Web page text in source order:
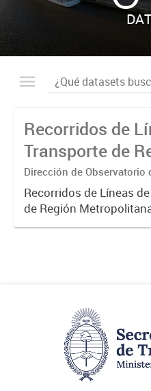
Recorridos de
Transporte de
Metropolitana
Buenos Aires
Dirección de Observatorio
Transporte, Estudio y
Recorridos de Líneas
de Región
Aires (RMBA).-